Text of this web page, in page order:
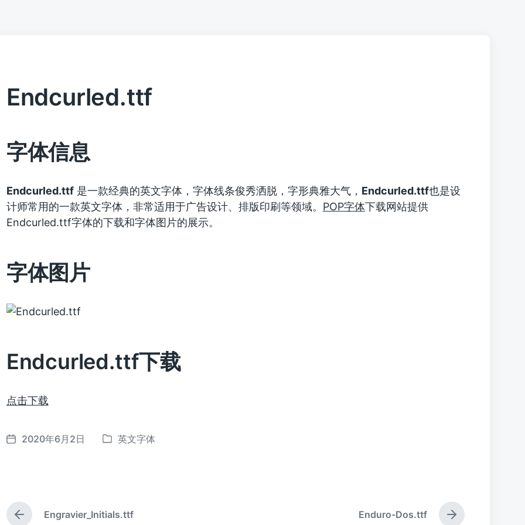
Endcurled.ttf
字体信息
Endcurled.ttf是一款经典的英文字体，字体线条俊秀洒脱，字形典雅大气， Endcurled.ttf也是设
计师常用的一款英文字体，非常适用于广告设计、排版印刷等领域。 POP字体下载网站提供
Endcurled.ttf字体的下载和字体图片的展示。
字体图片
Endcurled.ttf下载
点击下载
发
2020年6月2日
发
英文字体
上
Engravier_Initials.ttf
下
Enduro-Dos.ttf